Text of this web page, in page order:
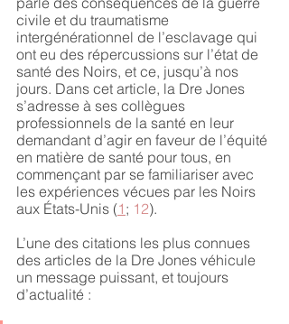
civile et du traumatisme
intergénérationnel de l’esclavage qui
ont eu des répercussions sur l’état de
santé des Noirs, et ce, jusqu’à nos
jours. Dans cet article, la Dre Jones
s’adresse à ses collègues
professionnels de la santé en leur
demandant d’agir en faveur de l’équité
en matière de santé pour tous, en
commençant par se familiariser avec
les expériences vécues par les Noirs
aux États-Unis (1 ; 12).
L’une des citations les plus connues
des articles de la Dre Jones véhicule
un message puissant, et toujours
d’actualité :